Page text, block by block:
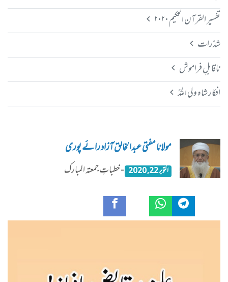
تفسیر القرآن الحکیم ۲۰۲۰
شذرات
ناقابلِ فراموش
افکار شاہ ولی اللہؒ
مولانا مفتی عبدالخالق آزاد رائے پوری
اکتوبر 22, 2020 - خطباتِ جمعتہ المبارک